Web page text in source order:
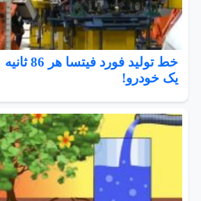
خط تولید فورد فیتسا هر 86 ثانیه
یک خودرو!